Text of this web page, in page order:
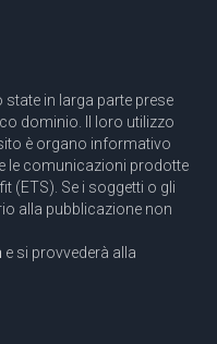
state in larga parte prese
dominio. Il loro utilizzo
è organo informativo
le comunicazioni prodotte
(ETS). Se i soggetti o gli
alla pubblicazione non
e si provvederà alla